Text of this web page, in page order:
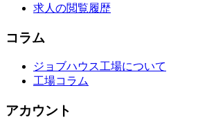
求人の閲覧履歴
コラム
ジョブハウス工場について
工場コラム
アカウント